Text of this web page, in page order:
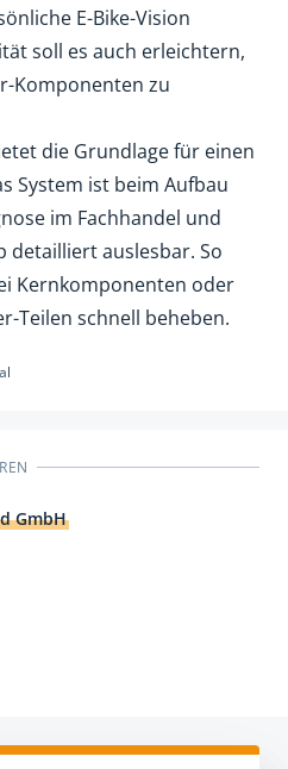
E-Bike-Vision
soll es auch erleichtern,
Komponenten zu
die Grundlage für einen
System ist beim Aufbau
im Fachhandel und
detailliert auslesbar. So
Kernkomponenten oder
Teilen schnell beheben.
GmbH